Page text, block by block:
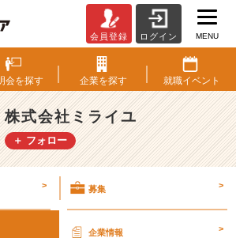
式
会
社
ミ
ラ
イ
明
会員登録 ログイン MENU
会を探す 企業を探す 就職イベント
株式会社ミライユ
＋ フォロー
> 募集 >
企業情報 >